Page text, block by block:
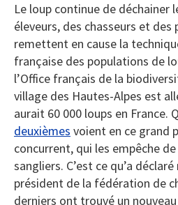
Le loup continue de déchainer
éleveurs, des chasseurs et des
remettent en cause la
française des populations de
l’Office français de la
village des Hautes-Alpes est
aurait 60 000 loups en France.
deuxièmes voient en ce grand
concurrent, qui les empêche
sangliers. C’est ce qu’a
président de la fédération de
derniers ont trouvé un